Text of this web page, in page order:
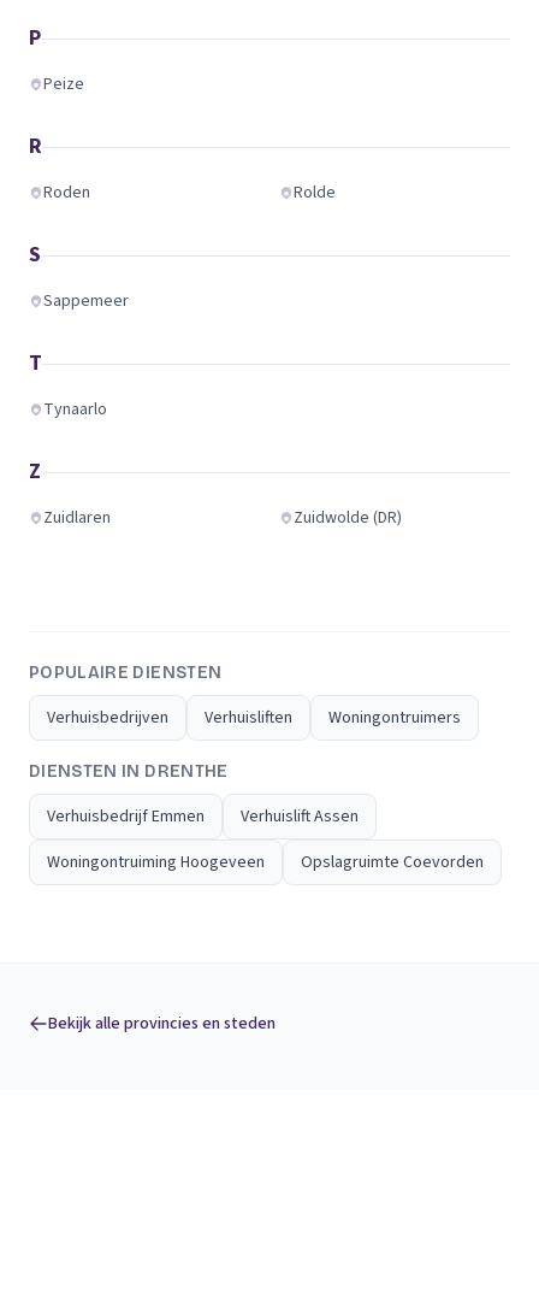
P
Peize
R
Roden Rolde
S
Sappemeer
T
Tynaarlo
Z
Zuidlaren Zuidwolde (DR)
POPULAIRE DIENSTEN
Verhuisbedrijven Verhuisliften Woningontruimers
DIENSTEN IN DRENTHE
Verhuisbedrijf Emmen
Verhuislift Assen
Woningontruiming Hoogeveen
Opslagruimte Coevorden
Bekijk alle provincies en steden